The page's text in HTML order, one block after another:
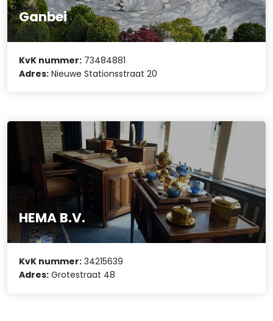
Ganbei
KvK nummer: 73484881
Adres: Nieuwe Stationsstraat 20
HEMA B.V.
KvK nummer: 34215639
Adres: Grotestraat 48